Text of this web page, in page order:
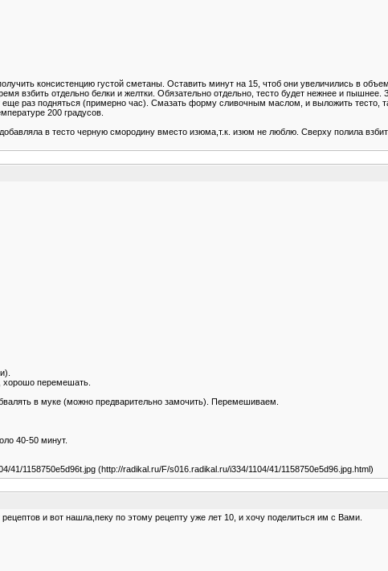
консистенцию густой сметаны. Оставить минут на 15, чтоб они увеличились в
взбить отдельно белки и желтки. Обязательно отдельно, тесто будет нежнее и пышнее.
раз подняться (примерно час). Смазать форму сливочным маслом, и выложить тесто,
200 градусов.
в тесто черную смородину вместо изюма,т.к. изюм не люблю. Сверху полила
хорошо перемешать.
в муке (можно предварительно замочить). Перемешиваем.
40-50 минут.
1158750e5d96t.jpg (http://radikal.ru/F/s016.radikal.ru/i334/1104/41/1158750e5d96.jpg.html)
и вот нашла,пеку по этому рецепту уже лет 10, и хочу поделиться им с Вами.